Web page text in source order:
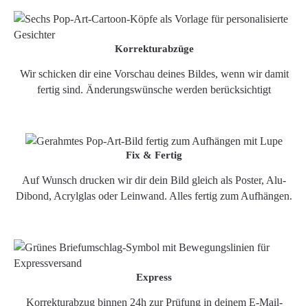
Korrekturabzüge
Wir schicken dir eine Vorschau deines Bildes, wenn wir damit
fertig sind. Änderungswünsche werden berücksichtigt
Fix & Fertig
Auf Wunsch drucken wir dir dein Bild gleich als Poster, Alu-
Dibond, Acrylglas oder Leinwand. Alles fertig zum Aufhängen.
Express
Korrekturabzug binnen 24h zur Prüfung in deinem E-Mail-